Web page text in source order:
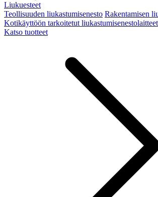
Liukuesteet
Teollisuuden liukastumisenesto Rakentamisen
Kotikäyttöön tarkoitetut liukastumisenestolaitteet
Katso tuotteet